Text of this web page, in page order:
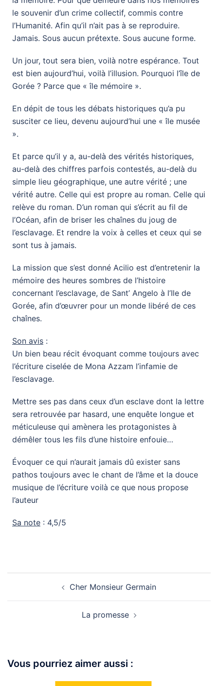
le souvenir d’un crime collectif, commis contre
l’Humanité. Afin qu’il n’ait pas à se reproduire.
Jamais. Sous aucun prétexte. Sous aucune forme.
Un jour, tout sera bien, voilà notre espérance. Tout
est bien aujourd’hui, voilà l’illusion. Pourquoi l’île de
Gorée ? Parce que « île mémoire ».
En dépit de tous les débats historiques qu’a pu
susciter ce lieu, devenu aujourd’hui une « île musée
».
Et parce qu’il y a, au-delà des vérités historiques,
au-delà des chiffres parfois contestés, au-delà du
simple lieu géographique, une autre vérité ; une
vérité autre. Celle qui est propre au roman. Celle qui
relève du roman. D’un roman qui s’écrit au fil de
l’Océan, afin de briser les chaînes du joug de
l’esclavage. Et rendre la voix à celles et ceux qui se
sont tus à jamais.
La mission que s’est donné Acilio est d’entretenir la
mémoire des heures sombres de l’histoire
concernant l’esclavage, de Sant’ Angelo à l’Ile de
Gorée, afin d’œuvrer pour un monde libéré de ces
chaînes.
Son avis :
Un bien beau récit évoquant comme toujours avec
l’écriture ciselée de Mona Azzam l’infamie de
l’esclavage.
Mettre ses pas dans ceux d’un esclave dont la lettre
sera retrouvée par hasard, une enquête longue et
méticuleuse qui amènera les protagonistes à
démêler tous les fils d’une histoire enfouie…
Évoquer ce qui n’aurait jamais dû exister sans
pathos toujours avec le chant de l’âme et la douce
musique de l’écriture voilà ce que nous propose
l’auteur
Sa note : 4,5/5
Cher Monsieur Germain
La promesse
Vous pourriez aimer aussi :